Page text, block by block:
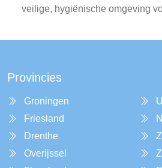
veilige, hygiënische omgeving
Provincies
Groningen
Friesland
Drenthe
Overijssel